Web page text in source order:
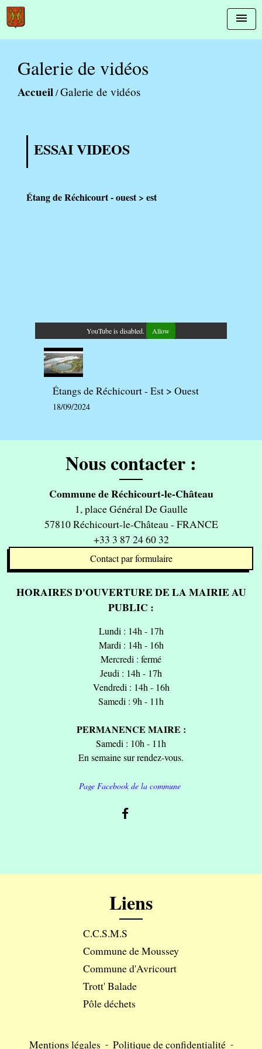
menu
Galerie de vidéos
Accueil/Galerie de vidéos
ESSAI VIDEOS
Étang de Réchicourt - ouest > est
YouTube is disabled. Allow
Étangs de Réchicourt - Est > Ouest
18/09/2024
Nous contacter :
Commune de Réchicourt-le-Château
1, place Général De Gaulle
57810 Réchicourt-le-Château - FRANCE
+33 3 87 24 60 32
Contact par formulaire
HORAIRES D'OUVERTURE DE LA MAIRIE AU
PUBLIC :
Lundi : 14h - 17h
Mardi : 14h - 16h
Mercredi : fermé
Jeudi : 14h - 17h
Vendredi : 14h - 16h
Samedi : 9h - 11h
PERMANENCE MAIRE :
Samedi : 10h - 11h
En semaine sur rendez-vous.
Page Facebook de la commune
Liens
C.C.S.M.S
Commune de Moussey
Commune d'Avricourt
Trott' Balade
Pôle déchets
Mentions légales - Politique de confidentialité -